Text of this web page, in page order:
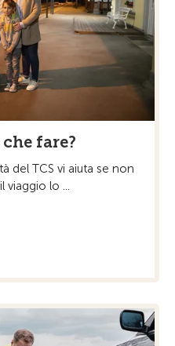
fare?
del TCS vi aiuta se non
viaggio lo ...